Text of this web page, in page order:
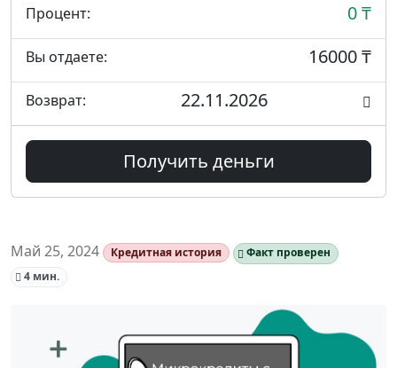
Процент: 0 ₸
Вы отдаете: 16000 ₸
Возврат: 22.11.2026
Получить деньги
Май 25, 2024 Кредитная история
Факт проверен
4 мин.